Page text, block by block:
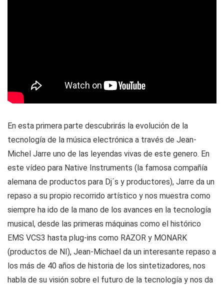
En esta primera parte descubrirás la evolución de la
tecnología de la música electrónica a través de Jean-
Michel Jarre uno de las leyendas vivas de este genero. En
este vídeo para Native Instruments (la famosa compañía
alemana de productos para Dj´s y productores), Jarre da un
repaso a su propio recorrido artístico y nos muestra como
siempre ha ido de la mano de los avances en la tecnología
musical, desde las primeras máquinas como el histórico
EMS VCS3 hasta plug-ins como RAZOR y MONARK
(productos de NI), Jean-Michael da un interesante repaso a
los más de 40 años de historia de los sintetizadores, nos
habla de su visión sobre el futuro de la tecnología y nos da